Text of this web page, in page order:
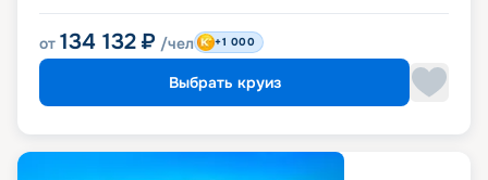
от 134 132 ₽ /чел +1 000
Выбрать круиз